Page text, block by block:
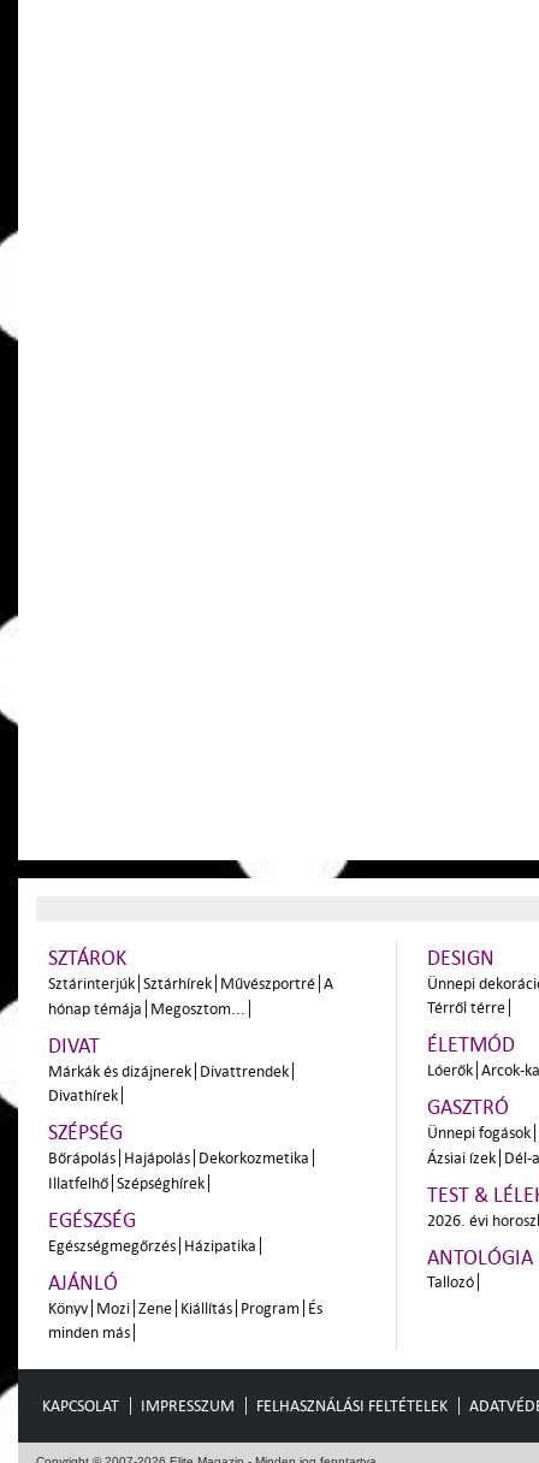
SZTÁROK
Sztárinterjúk Sztárhírek Művészportré A
hónap témája Megosztom...
DIVAT
Márkák és dizájnerek Divattrendek
Divathírek
SZÉPSÉG
Bőrápolás Hajápolás Dekorkozmetika
Illatfelhő Szépséghírek
EGÉSZSÉG
Egészségmegőrzés Házipatika
AJÁNLÓ
Könyv Mozi Zene Kiállítás Program És
minden más
DESIGN
Ünnepi
Térről térre
ÉLETMÓD
Lóerők Arcok-
GASZTRÓ
Ünnepi fogások
Ázsiai ízek Dél-
TEST &
2026. évi
ANTOLÓGIA
Tallozó
KAPCSOLAT IMPRESSZUM FELHASZNÁLÁSI FELTÉTELEK